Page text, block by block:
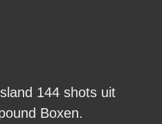
144 shots uit
Boxen.